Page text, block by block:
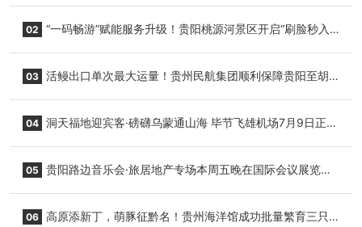
02 “一码畅游”赋能服务升级！贵阳桃源河景区开启“刷脸秒入
03 活鳗出口单次最大运量！贵州民航集团顺利保障贵阳至胡
04 洞天福地迎宾客·磅礴乌蒙通山海 毕节飞雄机场7月9日正式
05 贵阳路边音乐会·旅居地产专场本周五晚在国际会议展览中
06 高原添新丁，萌豚征黔名！贵州海洋馆成功批量繁育三只